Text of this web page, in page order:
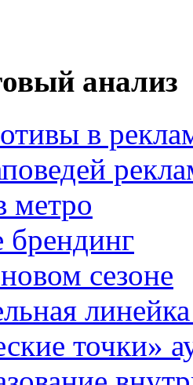
анализ
в
метро
брендинг
сезоне
точки»